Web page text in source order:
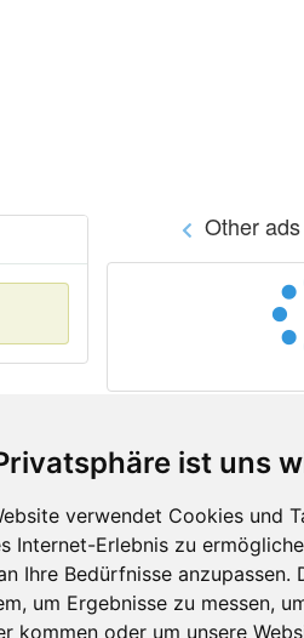
ist uns
verwendet Cookies und
Internet-Erlebnis zu
Ihre Bedürfnisse
um Ergebnisse zu messen,
kommen oder um unsere
Other